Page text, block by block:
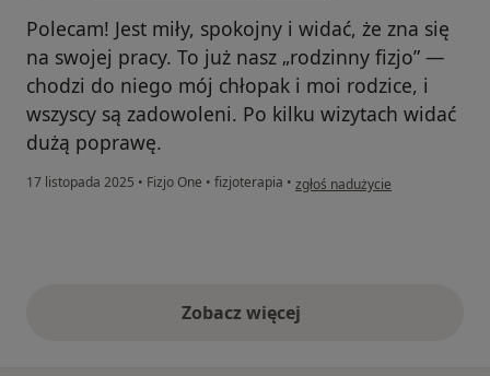
Polecam! Jest miły, spokojny i widać, że zna się
na swojej pracy. To już nasz „rodzinny fizjo” —
chodzi do niego mój chłopak i moi rodzice, i
wszyscy są zadowoleni. Po kilku wizytach widać
dużą poprawę.
17 listopada 2025 • Fizjo One • fizjoterapia • w opinii użytkownika YN
zgłoś nadużycie
Zobacz więcejopinie powyżej